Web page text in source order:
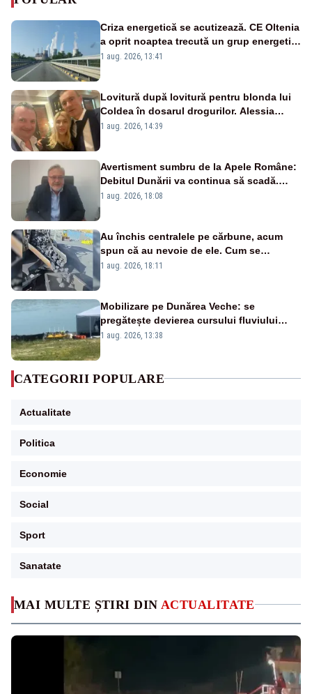
MAI MULTE ȘTIRI DIN ACTUALITATE
Criza energetică se acutizează. CE Oltenia
a oprit noaptea trecută un grup energetic
de la Rovinari
1 aug. 2026, 13:41
Lovitură după lovitură pentru blonda lui
Coldea în dosarul drogurilor. Alessia
Păcuraru explică decizia magistraților
1 aug. 2026, 14:39
Avertisment sumbru de la Apele Române:
Debitul Dunării va continua să scadă.
Cernavodă s-ar putea închide în 4 zile
1 aug. 2026, 18:08
Au închis centralele pe cărbune, acum
spun că au nevoie de ele. Cum se
pasează vina în plină criză energetică
1 aug. 2026, 18:11
Mobilizare pe Dunărea Veche: se
pregătește devierea cursului fluviului
către Cernavodă – VIDEO
1 aug. 2026, 13:38
CATEGORII POPULARE
Actualitate
Politica
Economie
Social
Sport
Sanatate